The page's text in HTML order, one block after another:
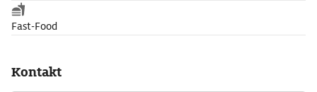
Fast-Food
Kontakt